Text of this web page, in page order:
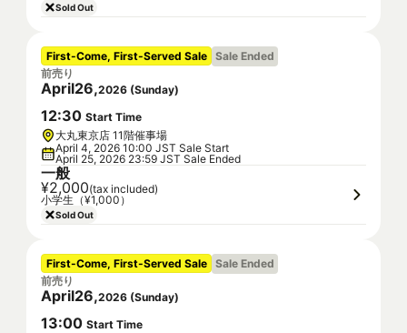
Sold Out
First-Come, First-Served Sale Sale Ended
前売り
April26,2026 (Sunday)
12:30 Start Time
大丸東京店 11階催事場
April 4, 2026 10:00 JST Sale Start
April 25, 2026 23:59 JST Sale Ended
一般
¥2,000(tax included)
小学生（¥1,000）
Sold Out
First-Come, First-Served Sale Sale Ended
前売り
April26,2026 (Sunday)
13:00 Start Time